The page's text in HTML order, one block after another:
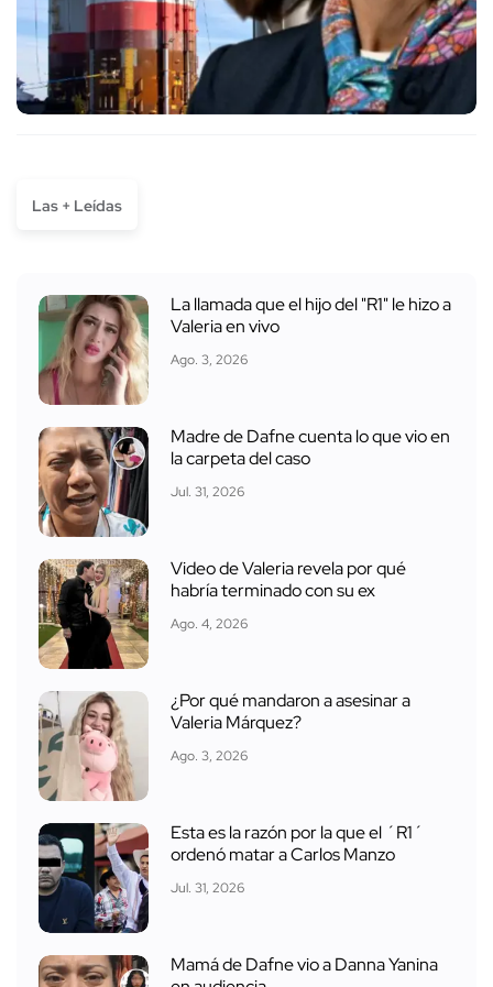
Las + Leídas
La llamada que el hijo del "R1" le hizo a
Valeria en vivo
Ago. 3, 2026
Madre de Dafne cuenta lo que vio en
la carpeta del caso
Jul. 31, 2026
Video de Valeria revela por qué
habría terminado con su ex
Ago. 4, 2026
¿Por qué mandaron a asesinar a
Valeria Márquez?
Ago. 3, 2026
Esta es la razón por la que el ´R1´
ordenó matar a Carlos Manzo
Jul. 31, 2026
Mamá de Dafne vio a Danna Yanina